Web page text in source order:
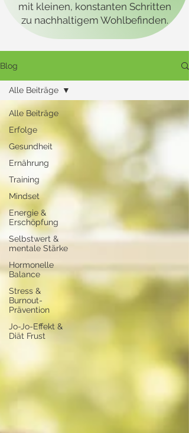
mit kleinen, konstanten Schritten
zu nachhaltigem Wohlbefinden.
Blog
Alle Beiträge
Erfolge
Gesundheit
Ernährung
Training
Mindset
Energie &
Erschöpfung
Selbstwert &
mentale Stärke
Hormonelle
Balance
Stress &
Burnout-
Prävention
Jo-Jo-Effekt &
Diät Frust
Alle Beiträge